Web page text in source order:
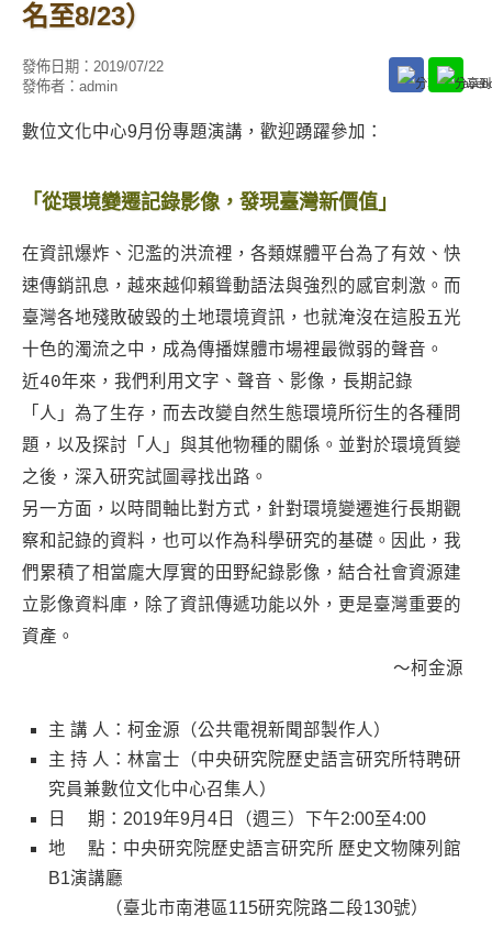
名至8/23）
發佈日期： 2019/07/22
發佈者： admin
數位文化中心9月份專題演講，歡迎踴躍參加：
「從環境變遷記錄影像，發現臺灣新價值​」
在資訊爆炸、氾濫的洪流裡，各類媒體平台為了有效、快
速傳銷訊息，越來越仰賴聳動語法與強烈的感官刺激。而
臺灣各地殘敗破毀的土地環境資訊，也就淹沒在這股五光
十色的濁流之中，成為傳播媒體市場裡最微弱的聲音。
近40年來，我們利用文字、聲音、影像，長期記錄
「人」為了生存，而去改變自然生態環境所衍生的各種問
題，以及探討「人」與其他物種的關係。並對於環境質變
之後，深入研究試圖尋找出路。
另一方面，以時間軸比對方式，針對環境變遷進行長期觀
察和記錄的資料，也可以作為科學研究的基礎。因此，我
們累積了相當龐大厚實的田野紀錄影像，結合社會資源建
立影像資料庫，除了資訊傳遞功能以外，更是臺灣重要的
資產。
～柯金源
​主 講 人：柯金源（公共電視新聞部製作人）
主 持 人：林富士（中央研究院歷史語言研究所特聘研
究員兼數位文化中心召集人）
日 期：2019年9月4日（週三）下午2:00至4:00
地 點：中央研究院歷史語言研究所 歷史文物陳列館
B1演講廳
（臺北市南港區115研究院路二段130號）